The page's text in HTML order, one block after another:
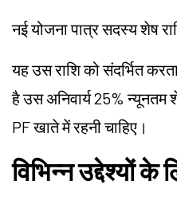
नई योजना पात्र सदस्य शेष
यह उस राशि को संदर्भित
है उस अनिवार्य 25% न्यूनतम
PF खाते में रहनी चाहिए।
विभिन्न उद्देश्यों के